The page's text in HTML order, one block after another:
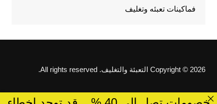
فماكينات تعبئه وتغليف
Copyright © 2026 التعبئة والتغليف. All rights reserved.